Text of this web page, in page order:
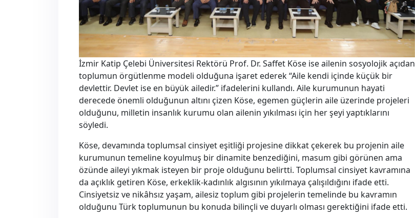
İzmir Katip Çelebi Üniversitesi Rektörü Prof. Dr. Saffet Köse ise ailenin sosyolojik açıdan
toplumun örgütlenme modeli olduğuna işaret ederek “Aile kendi içinde küçük bir
devlettir. Devlet ise en büyük ailedir.” ifadelerini kullandı. Aile kurumunun hayati
derecede önemli olduğunun altını çizen Köse, egemen güçlerin aile üzerinde projeleri
olduğunu, milletin insanlık kurumu olan ailenin yıkılması için her şeyi yaptıklarını
söyledi.
Köse, devamında toplumsal cinsiyet eşitliği projesine dikkat çekerek bu projenin aile
kurumunun temeline koyulmuş bir dinamite benzediğini, masum gibi görünen ama
özünde aileyi yıkmak isteyen bir proje olduğunu belirtti. Toplumsal cinsiyet kavramına
da açıklık getiren Köse, erkeklik-kadınlık algısının yıkılmaya çalışıldığını ifade etti.
Cinsiyetsiz ve nikâhsız yaşam, ailesiz toplum gibi projelerin temelinde bu kavramın
olduğunu Türk toplumunun bu konuda bilinçli ve duyarlı olması gerektiğini ifade etti.